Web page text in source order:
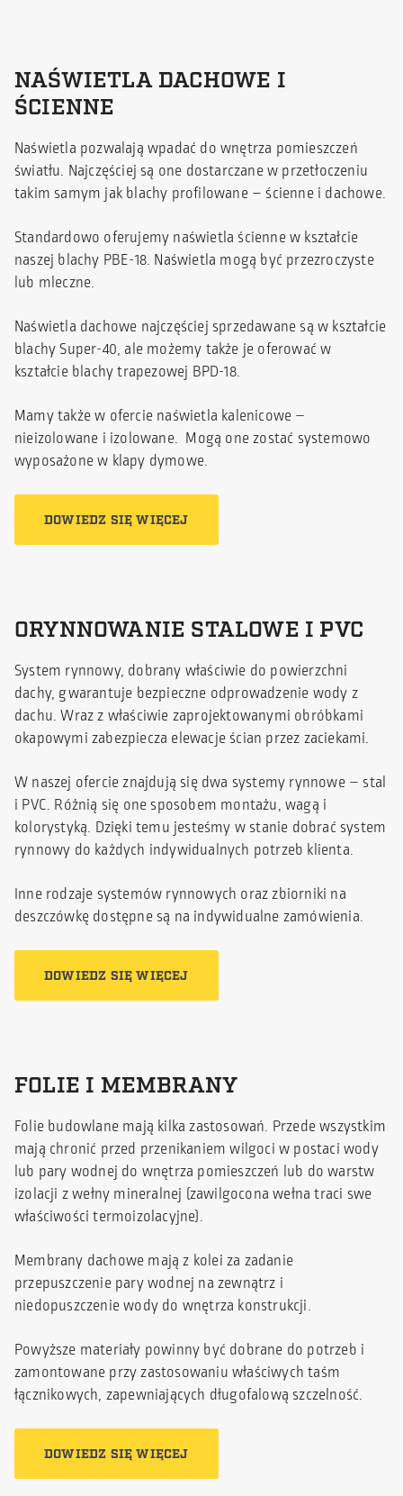
NAŚWIETLA DACHOWE I
ŚCIENNE
Naświetla pozwalają wpadać do wnętrza pomieszczeń
światłu. Najczęściej są one dostarczane w przetłoczeniu
takim samym jak blachy profilowane – ścienne i dachowe.
Standardowo oferujemy naświetla ścienne w kształcie
naszej blachy PBE-18. Naświetla mogą być przezroczyste
lub mleczne.
Naświetla dachowe najczęściej sprzedawane są w kształcie
blachy Super-40, ale możemy także je oferować w
kształcie blachy trapezowej BPD-18.
Mamy także w ofercie naświetla kalenicowe –
nieizolowane i izolowane. Mogą one zostać systemowo
wyposażone w klapy dymowe.
DOWIEDZ SIĘ WIĘCEJ
ORYNNOWANIE STALOWE I PVC
System rynnowy, dobrany właściwie do powierzchni
dachy, gwarantuje bezpieczne odprowadzenie wody z
dachu. Wraz z właściwie zaprojektowanymi obróbkami
okapowymi zabezpiecza elewacje ścian przez zaciekami.
W naszej ofercie znajdują się dwa systemy rynnowe – stal
i PVC. Różnią się one sposobem montażu, wagą i
kolorystyką. Dzięki temu jesteśmy w stanie dobrać system
rynnowy do każdych indywidualnych potrzeb klienta.
Inne rodzaje systemów rynnowych oraz zbiorniki na
deszczówkę dostępne są na indywidualne zamówienia.
DOWIEDZ SIĘ WIĘCEJ
FOLIE I MEMBRANY
Folie budowlane mają kilka zastosowań. Przede wszystkim
mają chronić przed przenikaniem wilgoci w postaci wody
lub pary wodnej do wnętrza pomieszczeń lub do warstw
izolacji z wełny mineralnej (zawilgocona wełna traci swe
właściwości termoizolacyjne).
Membrany dachowe mają z kolei za zadanie
przepuszczenie pary wodnej na zewnątrz i
niedopuszczenie wody do wnętrza konstrukcji.
Powyższe materiały powinny być dobrane do potrzeb i
zamontowane przy zastosowaniu właściwych taśm
łącznikowych, zapewniających długofalową szczelność.
DOWIEDZ SIĘ WIĘCEJ